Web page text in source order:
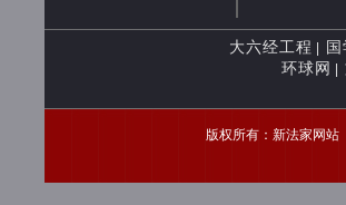
大六经工程
环球网
版权所有：新法家